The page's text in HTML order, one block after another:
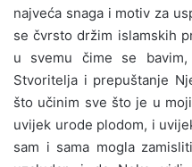
najveća snaga i motiv za
se čvrsto držim islamskih
u svemu čime se
Stvoritelja i prepuštanje
što učinim sve što je u
uvijek urode plodom, i
sam i sama mogla